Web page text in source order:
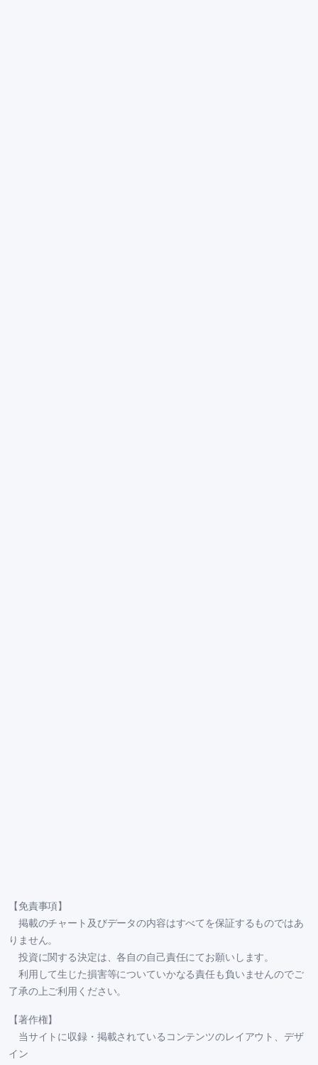
【免責事項】
掲載のチャート及びデータの内容はすべてを保証するものではあ
りません。
投資に関する決定は、各自の自己責任にてお願いします。
利用して生じた損害等についていかなる責任も負いませんのでご
了承の上ご利用ください。
【著作権】
当サイトに収録・掲載されているコンテンツのレイアウト、デザ
イン